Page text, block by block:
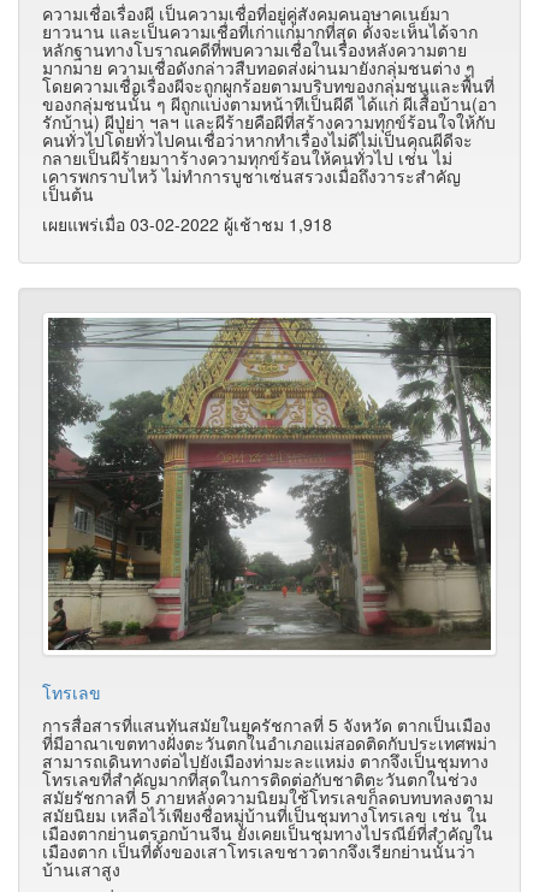
ความเชื่อเรื่องผี เป็นความเชื่อที่อยู่คู่สังคมคนอุษาคเนย์มา
ยาวนาน และเป็นความเชื่อที่เก่าแก่มากที่สุด ดังจะเห็นได้จาก
หลักฐานทางโบราณคดีที่พบความเชื่อในเรื่องหลังความตาย
มากมาย ความเชื่อดังกล่าวสืบทอดส่งผ่านมายังกลุ่มชนต่าง ๆ
โดยความเชื่อเรื่องผีจะถูกผูกร้อยตามบริบทของกลุ่มชนและพื้นที่
ของกลุ่มชนนั้น ๆ ผีถูกแบ่งตามหน้าทีเป็นผีดี ได้แก่ ผีเสื้อบ้าน(อา
รักบ้าน) ผีปู่ย่า ฯลฯ และผีร้ายคือผีที่สร้างความทุกข์ร้อนใจให้กับ
คนทั่วไปโดยทั่วไปคนเชื่อว่าหากทำเรื่องไม่ดีไม่เป็นคุณผีดีจะ
กลายเป็นผีร้ายมาาร้างความทุกข์ร้อนให้คนทั่วไป เช่น ไม่
เคารพกราบไหว้ ไม่ทำการบูชาเซ่นสรวงเมื่อถึงวาระสำคัญ
เป็นต้น
เผยแพร่เมื่อ 03-02-2022 ผู้เช้าชม 1,918
โทรเลข
การสื่อสารที่แสนทันสมัยในยุครัชกาลที่ 5 จังหวัด ตากเป็นเมือง
ที่มีอาณาเขตทางฝั่งตะวันตกในอำเภอแม่สอดติดกับประเทศพม่า
สามารถเดินทางต่อไปยังเมืองท่ามะละแหม่ง ตากจึงเป็นชุมทาง
โทรเลขที่สำคัญมากที่สุดในการติดต่อกับชาติตะวันตกในช่วง
สมัยรัชกาลที่ 5 ภายหลังความนิยมใช้โทรเลขก็ลดบทบทลงตาม
สมัยนิยม เหลือไว้เพียงชื่อหมู่บ้านที่เป็นชุมทางโทรเลข เช่น ใน
เมืองตากย่านตรอกบ้านจีน ยังเคยเป็นชุมทางไปรณีย์ที่สำคัญใน
เมืองตาก เป็นที่ตั้งของเสาโทรเลขชาวตากจึงเรียกย่านนั้นว่า
บ้านเสาสูง